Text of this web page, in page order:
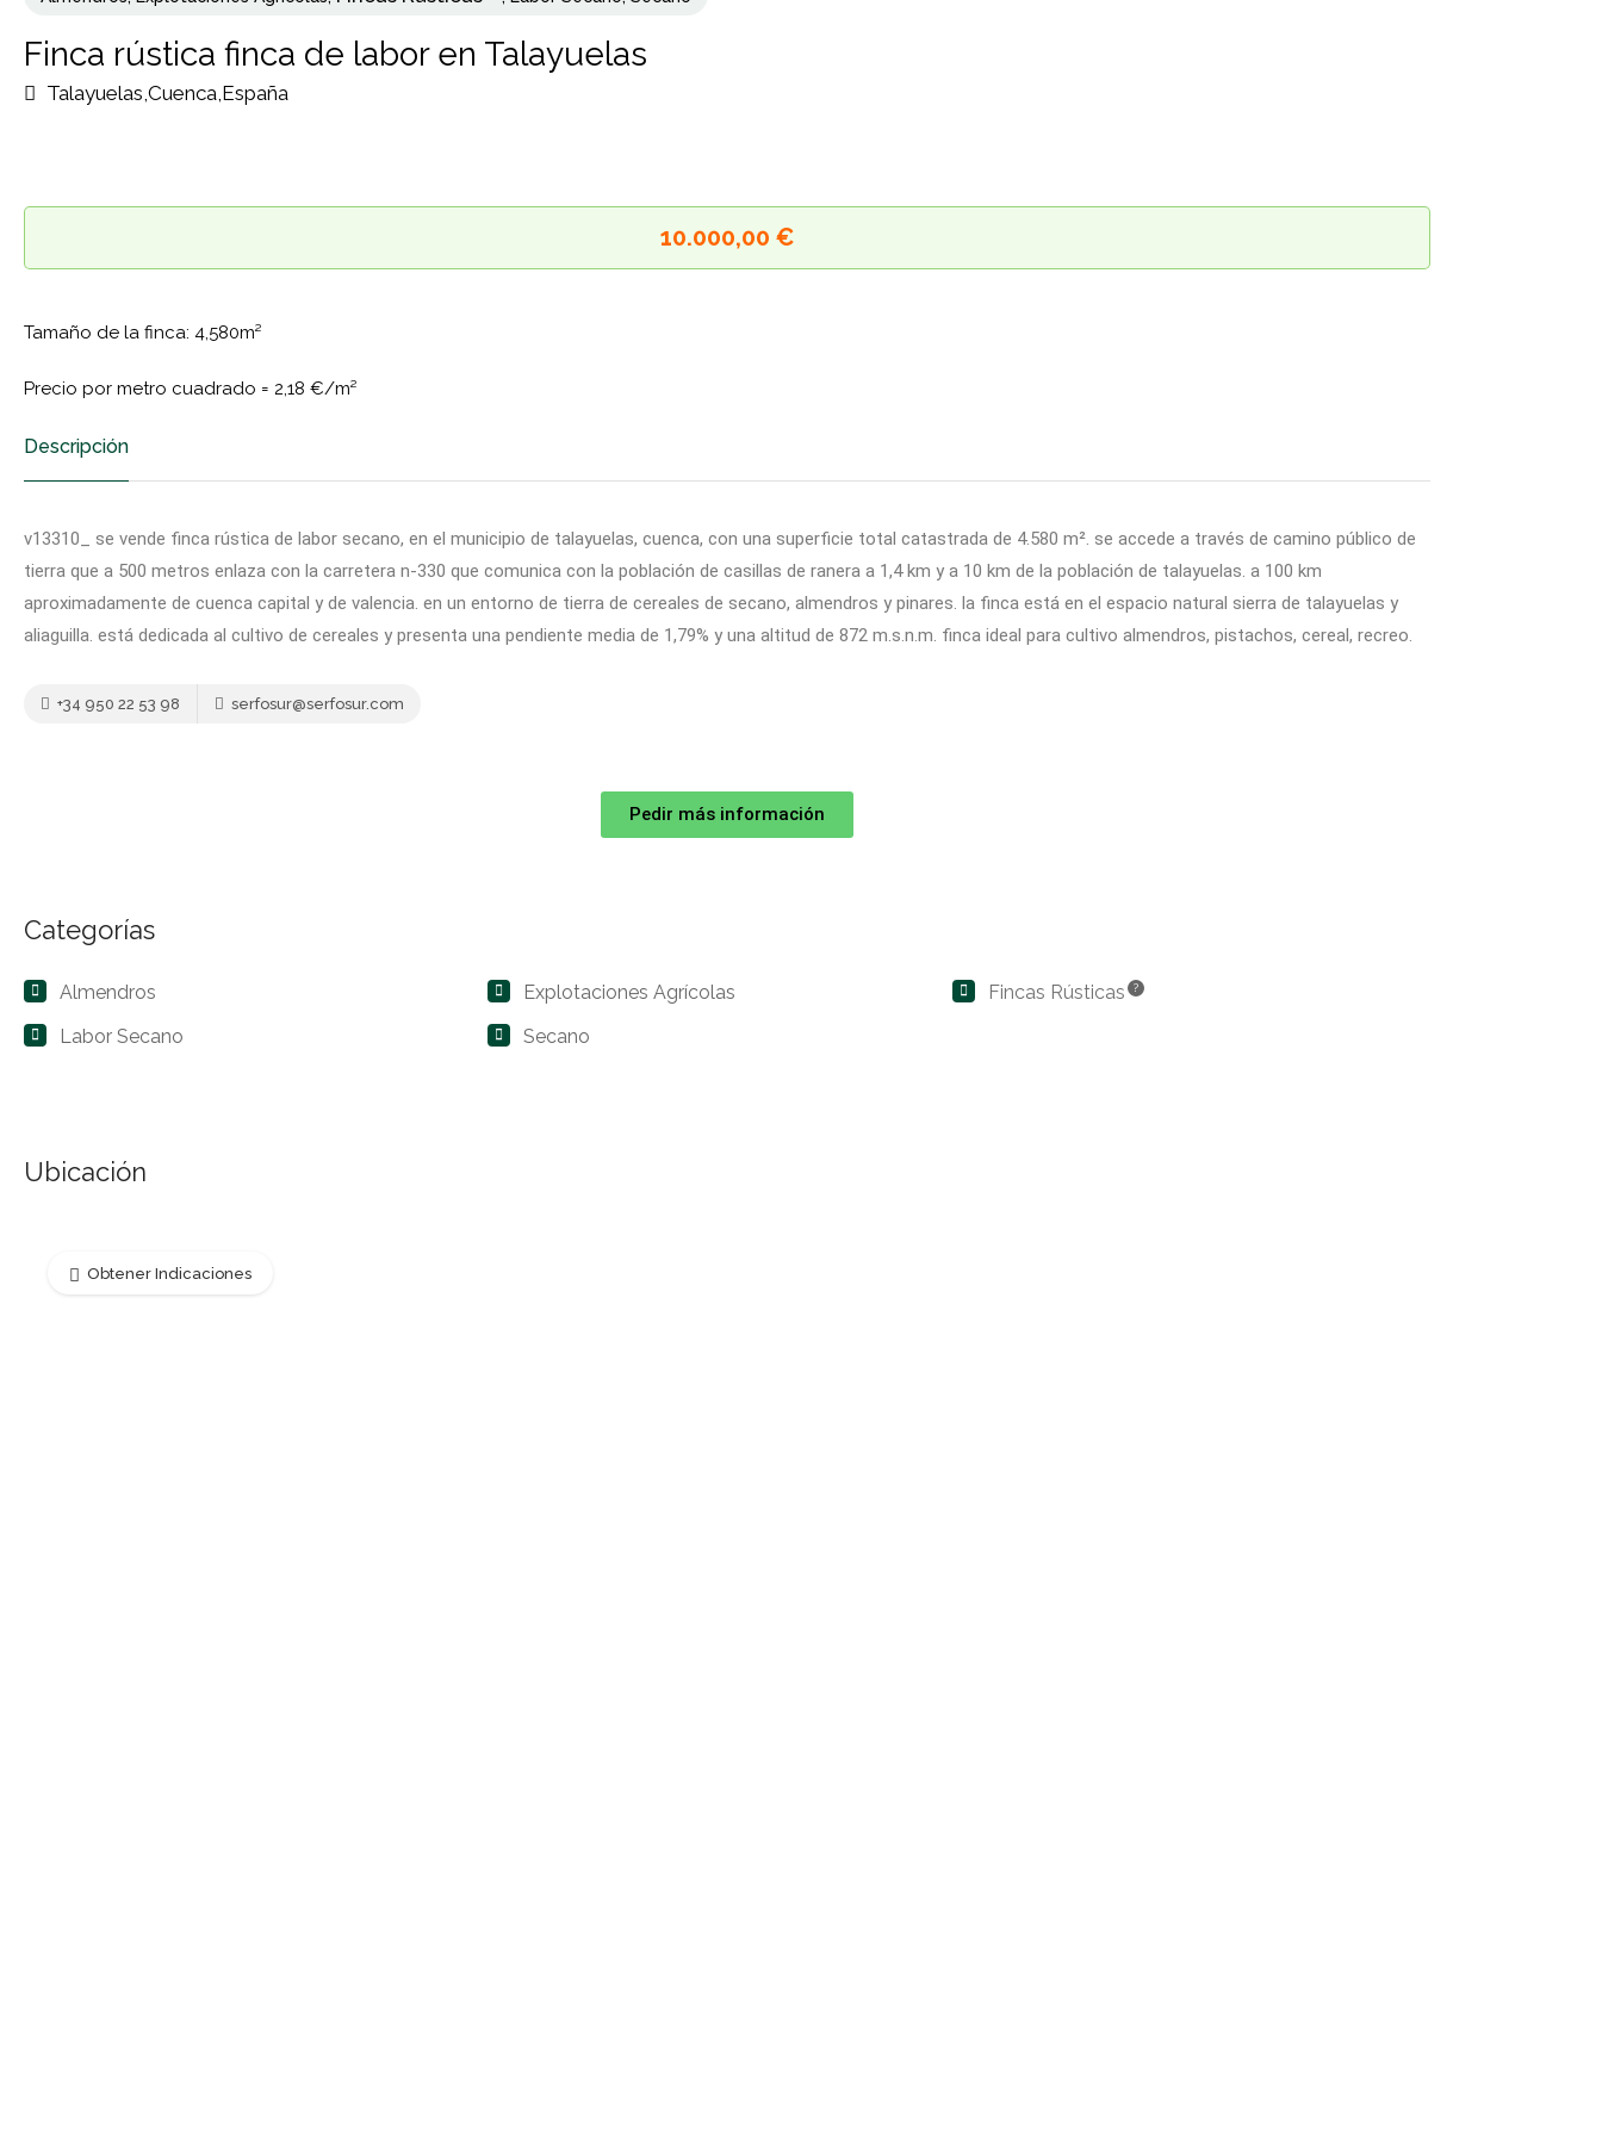
Finca rústica finca de labor en Talayuelas
Talayuelas,Cuenca,España
10.000,00 €
Tamaño de la finca: 4,580m²
Precio por metro cuadrado = 2,18 €/m²
Descripción
v13310_ se vende finca rústica de labor secano, en el municipio de talayuelas, cuenca, con una superficie total catastrada de 4.580 m². se accede a través de camino público de
tierra que a 500 metros enlaza con la carretera n-330 que comunica con la población de casillas de ranera a 1,4 km y a 10 km de la población de talayuelas. a 100 km
aproximadamente de cuenca capital y de valencia. en un entorno de tierra de cereales de secano, almendros y pinares. la finca está en el espacio natural sierra de talayuelas y
aliaguilla. está dedicada al cultivo de cereales y presenta una pendiente media de 1,79% y una altitud de 872 m.s.n.m. finca ideal para cultivo almendros, pistachos, cereal, recreo.
+34 950 22 53 98 serfosur@serfosur.com
Pedir más información
Categorías
Almendros Explotaciones Agrícolas Fincas Rústicas ?
Labor Secano Secano
Ubicación
Obtener Indicaciones